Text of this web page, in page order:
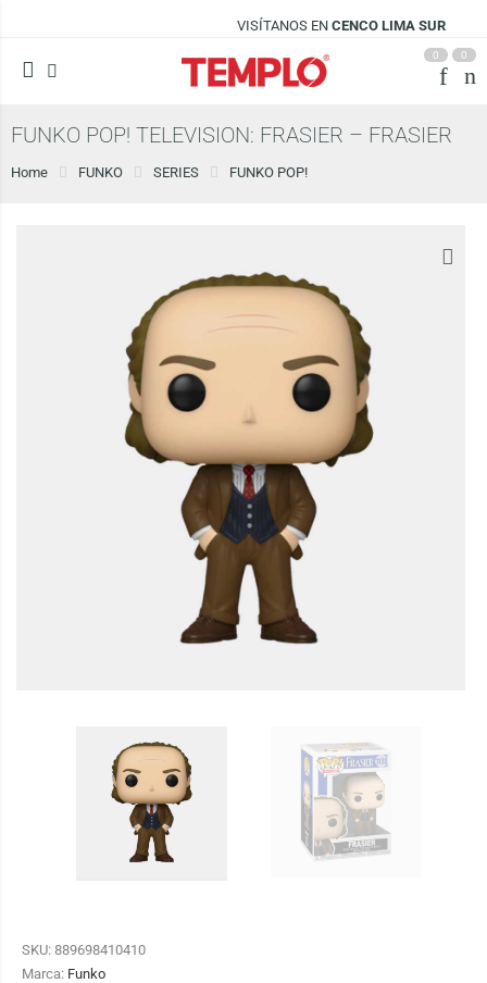
VISÍTANOS ENCENCO LIMA SUR
0 0
FUNKO POP! TELEVISION: FRASIER – FRASIER
Home FUNKO SERIES FUNKO POP!
SKU: 889698410410
Marca: Funko